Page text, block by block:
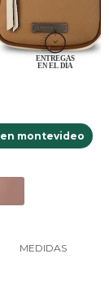
montevideo
MEDIDAS